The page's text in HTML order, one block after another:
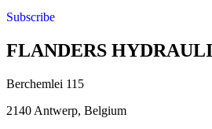
Subscribe
FLANDERS
Berchemlei 115
2140 Antwerp, Belgium